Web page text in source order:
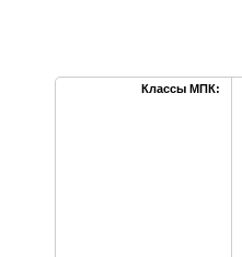
Классы МПК: